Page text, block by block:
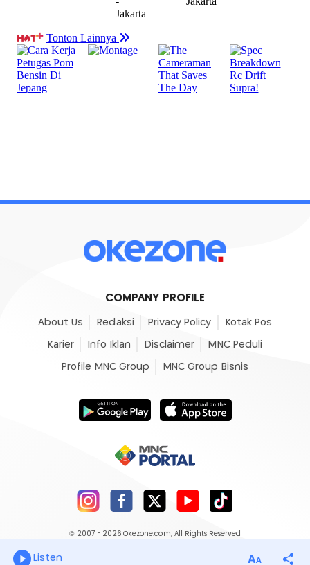
COMPANY PROFILE
About Us Redaksi Privacy Policy Kotak Pos
Karier Info Iklan Disclaimer MNC Peduli
Profile MNC Group MNC Group Bisnis
© 2007 - 2026 Okezone.com, All Rights Reserved
Listen